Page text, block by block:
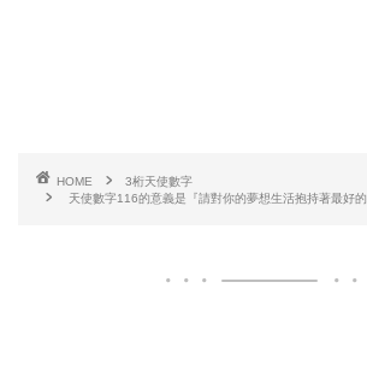
HOME
3桁天使數字
天使數字116的意義是『請對你的夢想生活抱持著最好的